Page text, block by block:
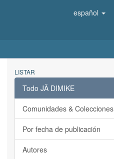
español
LISTAR
Todo JÄ DIMIKE
Comunidades & Colecciones
Por fecha de publicación
Autores